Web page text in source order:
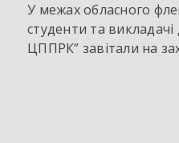
У межах обласного
студенти та
ЦППРК” завітали на
НВК “Лідер”. Світлі